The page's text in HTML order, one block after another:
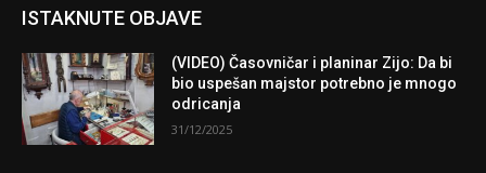
ISTAKNUTE OBJAVE
(VIDEO) Časovničar i planinar Zijo: Da bi
bio uspešan majstor potrebno je mnogo
odricanja
31/12/2025